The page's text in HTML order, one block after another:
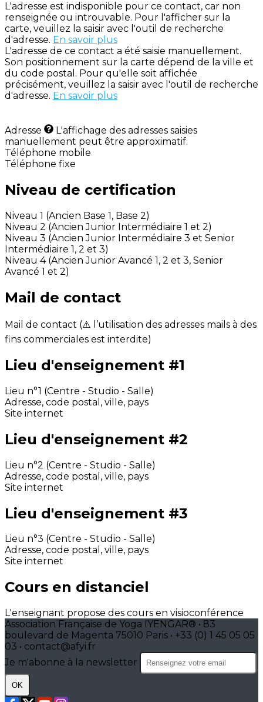
L'adresse est indisponible pour ce contact, car non
renseignée ou introuvable. Pour l'afficher sur la
carte, veuillez la saisir avec l'outil de recherche
d'adresse. En savoir plus
L'adresse de ce contact a été saisie manuellement.
Son positionnement sur la carte dépend de la ville et
du code postal. Pour qu'elle soit affichée
précisément, veuillez la saisir avec l'outil de recherche
d'adresse. En savoir plus
Adresse
L'affichage des adresses saisies
manuellement peut être approximatif.
Téléphone mobile
Téléphone fixe
Niveau de certification
Niveau 1 (Ancien Base 1, Base 2)
Niveau 2 (Ancien Junior Intermédiaire 1 et 2)
Niveau 3 (Ancien Junior Intermédiaire 3 et Senior
Intermédiaire 1, 2 et 3)
Niveau 4 (Ancien Junior Avancé 1, 2 et 3, Senior
Avancé 1 et 2)
Mail de contact
Mail de contact (⚠️ l’utilisation des adresses mails à des
fins commerciales est interdite)
Lieu d'enseignement #1
Lieu n°1 (Centre - Studio - Salle)
Adresse, code postal, ville, pays
Site internet
Lieu d'enseignement #2
Lieu n°2 (Centre - Studio - Salle)
Adresse, code postal, ville, pays
Site internet
Lieu d'enseignement #3
Lieu n°3 (Centre - Studio - Salle)
Adresse, code postal, ville, pays
Site internet
Cours en distanciel
L'enseignant propose des cours en visioconférence
Association Française de Yoga IYENGAR® • 83
boulevard de Magenta 75010 Paris • +33 (0) 1 45 05 05
03 • contact@afyi.fr
Je m'abonne à la newsletter
OK